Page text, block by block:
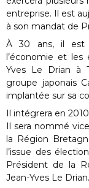
entreprise. Il est
à son mandat de
À 30 ans, il est
l’économie et les
Yves Le Drian à
groupe japonais
implantée sur sa
Il intégrera en
Il sera nommé
la Région
l’issue des
Président de la
Jean-Yves Le Drian.